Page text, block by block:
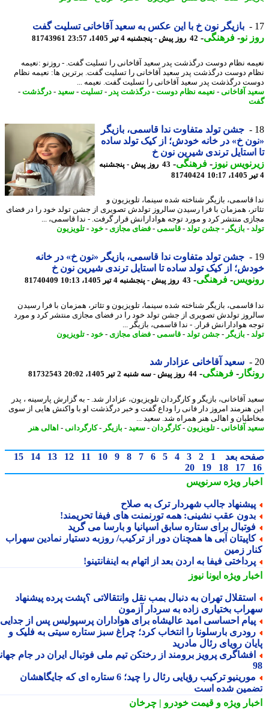
بازیگر نون خ با این عکس به سعید آقاخانی تسلیت گفت
نو- فرهنگی-42 روز پیش - پنجشنبه 4 تیر 1405، 23:57 81743961
نظام دوست درگذشت پدر سعید آقاخانی را تسلیت گفت. - روزنو :نعیمه
دوست درگذشت پدر سعید آقاخانی را تسلیت گفت. برترین ها: نعیمه نظام
درگذشت پدر سعید آقاخانی را تسلیت گفت. نعیمه ...
آقاخانی-نعیمه نظام دوست-درگذشت پدر-تسلیت-سعید-درگذشت-
جشن تولد متفاوت ندا قاسمی، بازیگر
خ» در خانه خودش؛ از کیک تولد ساده
استایل ترندی شیرین نون خ
نیوز-فرهنگی-
43 روز پیش - پنجشنبه
81740424
قاسمی، بازیگر شناخته شده سینما، تلویزیون و
همزمان با فرا رسیدن سالروز تولدش تصویری از جشن تولد خود را در فضای
منتشر کرد و مورد توجه هوادارانش قرار گرفت. - ندا قاسمی، ...
-بازیگر-جشن تولد -قاسمی-فضای مجازی- خود -تلویزیون
جشن تولد متفاوت ندا قاسمی، بازیگر «نون خ» در خانه
از کیک تولد ساده تا استایل ترندی شیرین نون خ
-فرهنگی-43 روز پیش - پنجشنبه 4 تیر 1405، 10:13 81740409
قاسمی، بازیگر شناخته شده سینما، تلویزیون و تئاتر، همزمان با فرا رسیدن
تولدش تصویری از جشن تولد خود را در فضای مجازی منتشر کرد و مورد
هوادارانش قرار. - ندا قاسمی، بازیگر ...
-بازیگر-جشن تولد -قاسمی-فضای مجازی- خود -تلویزیون
سعید آقاخانی عزادار شد
-فرهنگی-44 روز پیش - سه شنبه 2 تیر 1405، 20:02 81732543
آقاخانی، بازیگر و کارگردان تلویزیون، عزادار شد. - به گزارش پارسینه ، پدر
هنرمند امروز دار فانی را وداع گفت و خبر درگذشت او با واکنش هایی از سوی
و اهالی هنر همراه شد. سعید ...
آقاخانی-تلویزیون -کارگردان - سعید-بازیگر-کارگردانی- اهالی هنر
بعد 1
2
3
4
5
6
7
8
9
10
11
12
13
14
15
17
18
19
20
ویژهسرنویس
جالب شهردار ترک به صلاح
عقب نشینی: همه تورنمنت های فیفا تحریمند!
برای ستاره سابق اسپانیا و بارسا می گرید
آبی ها همچنان دور از ترکیب/ روزبه دستیار نمادین سهراب
زمین
فیفا به اردن بعد از اتهام به اینفانتینو!
ویژهایونا نیوز
تهران به دنبال بمب نقل وانتقالاتی ؟پشت پرده پیشنهاد
بختیاری زاده به سردار آزمون
احساسی امید عالیشاه برای هواداران پرسپولیس پس از جدایی
بارسلونا را انتخاب کرد؛ چراغ سبز ستاره سیتی به فلیک و
رویای رئال مادرید
پرویز برومند از رختکن تیم ملی فوتبال ایران در جام جهانی
مورینیو ترکیب رؤیایی رئال را چید؛ 6 ستاره ای که جایگاهشان
شده است
ویژهو قیمت خودرو | چرخان